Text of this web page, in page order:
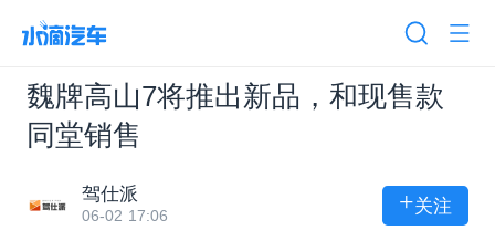
魏牌高山7将推出新品，和现售款
同堂销售
驾仕派
06-02 17:06 +关注